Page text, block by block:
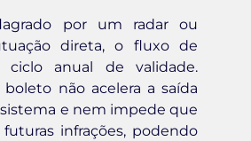
por um radar ou
direta, o fluxo de
anual de validade.
não acelera a saída
e nem impede que
infrações, podendo